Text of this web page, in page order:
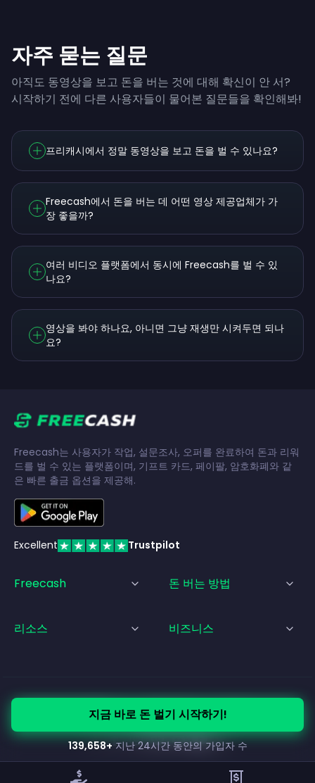
자주 묻는 질문
아직도 동영상을 보고 돈을 버는 것에 대해 확신이 안 서?
시작하기 전에 다른 사용자들이 물어본 질문들을 확인해봐!
프리캐시에서 정말 동영상을 보고 돈을 벌 수 있나요?
Freecash에서 돈을 버는 데 어떤 영상 제공업체가 가
장 좋을까?
여러 비디오 플랫폼에서 동시에 Freecash를 벌 수 있
나요?
영상을 봐야 하나요, 아니면 그냥 재생만 시켜두면 되나
요?
지금 바로 돈 벌기 시작하기!
139,658+ 지난 24시간 동안의 가입자 수
Freecash는 사용자가 작업, 설문조사, 오퍼를 완료하여 돈과 리워
드를 벌 수 있는 플랫폼이며, 기프트 카드, 페이팔, 암호화폐와 같
은 빠른 출금 옵션을 제공해.
Excellent Trustpilot
Freecash 돈 버는 방법
리소스 비즈니스
2026•서비스 약관•개인정보 처리방침
• 법적 고지